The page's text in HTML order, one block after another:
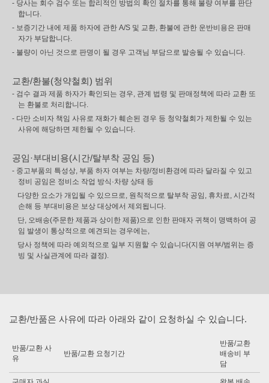
- 당사는 회수 검수 또는 합리적인 방법의 확인 절차를 통해 불량 여부를 판단
합니다.
- 보증기간 내에 제품 하자에 관한 A/S 및 교환, 환불에 관한 운반비용은 판매
자가 부담합니다.
- 불량이 아닌 것으로 판명이 될 경우 고객님 부담으로 발송될 수 있습니다.
교환/환불(청약철회) 범위
- 검수 결과 제품 하자가 확인되는 경우, 관계 법령 및 판매정책에 따라 교환 또
는 환불로 처리합니다.
- 다만 소비자 책임 사유로 재화가 훼손된 경우 등 청약철회가 제한될 수 있는
사유에 해당하면 제한될 수 있습니다.
공임·부대비용(시간/탈부착 공임 등)
- 중고부품의 특성상, 부품 하자 여부는 차량/정비환경에 따라 달라질 수 있고
정비 공임은 정비소 작업 방식·차량 상태 등
다양한 요소가 개입될 수 있으므로, 원칙적으로 탈부착 공임, 휴차료, 시간적
손해 등 부대비용은 보상 대상에서 제외됩니다.
단, 오배송(주문한 제품과 상이한 제품)으로 인한 판매자 귀책이 명백하여 공
임 발생이 통상적으로 예견되는 경우에는,
당사 정책에 따라 예외적으로 일부 지원할 수 있습니다(지원 여부/범위는 증
빙 및 사실관계에 따라 결정).
교환/반품은 사유에 따라 아래와 같이 요청하실 수 있습니다.
반품/교환 사
유
반품/교환 요청기간
반품/교환
배송비 부
담